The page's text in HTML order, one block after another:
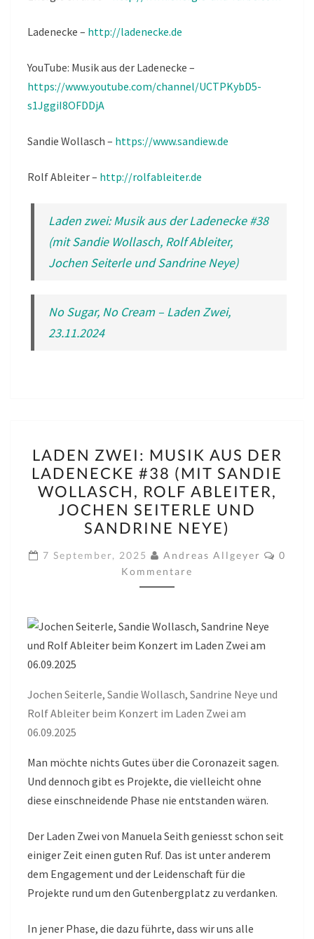
Ladenecke – http://ladenecke.de
YouTube: Musik aus der Ladenecke –
https://www.youtube.com/channel/UCTPKybD5-
s1JggiI8OFDDjA
Sandie Wollasch – https://www.sandiew.de
Rolf Ableiter – http://rolfableiter.de
Laden zwei: Musik aus der Ladenecke #38
(mit Sandie Wollasch, Rolf Ableiter,
Jochen Seiterle und Sandrine Neye)
No Sugar, No Cream – Laden Zwei,
23.11.2024
ZWEI:
MUSIK
AUS
DER
LADENECKE
#38
(MIT
SANDIE
ROLF
ABLEITER,
LADEN ZWEI: MUSIK AUS DER
LADENECKE #38 (MIT SANDIE
WOLLASCH, ROLF ABLEITER,
JOCHEN SEITERLE UND
SANDRINE NEYE)
7 September, 2025 Andreas Allgeyer
0
Kommentare
Jochen Seiterle, Sandie Wollasch, Sandrine Neye und
Rolf Ableiter beim Konzert im Laden Zwei am
06.09.2025
Man möchte nichts Gutes über die Coronazeit sagen.
Und dennoch gibt es Projekte, die vielleicht ohne
diese einschneidende Phase nie entstanden wären.
Der Laden Zwei von Manuela Seith geniesst schon seit
einiger Zeit einen guten Ruf. Das ist unter anderem
dem Engagement und der Leidenschaft für die
Projekte rund um den Gutenbergplatz zu verdanken.
In jener Phase, die dazu führte, dass wir uns alle